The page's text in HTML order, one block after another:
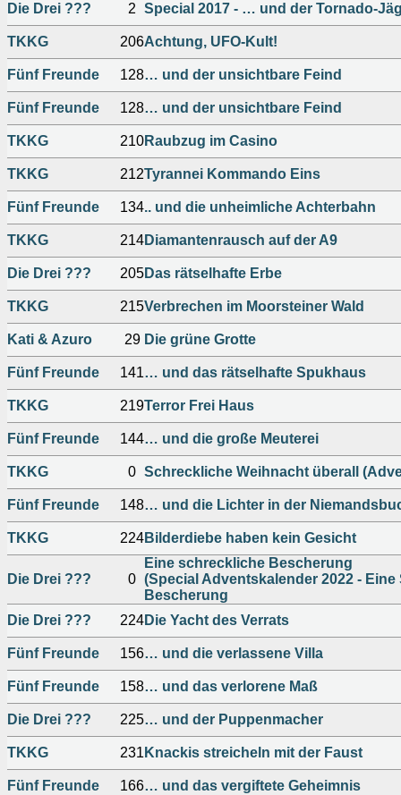
Die Drei ??? 2 Special 2017 - … und der Tornado-
TKKG 206Achtung, UFO-Kult!
Fünf Freunde 128… und der unsichtbare Feind
Fünf Freunde 128… und der unsichtbare Feind
TKKG 210Raubzug im Casino
TKKG 212Tyrannei Kommando Eins
Fünf Freunde 134.. und die unheimliche Achterbahn
TKKG 214Diamantenrausch auf der A9
Die Drei ??? 205Das rätselhafte Erbe
TKKG 215Verbrechen im Moorsteiner Wald
Kati & Azuro 29 Die grüne Grotte
Fünf Freunde 141… und das rätselhafte Spukhaus
TKKG 219Terror Frei Haus
Fünf Freunde 144… und die große Meuterei
TKKG 0 Schreckliche Weihnacht überall
Fünf Freunde 148… und die Lichter in der
TKKG 224Bilderdiebe haben kein Gesicht
Die Drei ??? 0
Eine schreckliche Bescherung
(Special Adventskalender 2022 -
Bescherung
Die Drei ???
224Die Yacht des Verrats
Fünf Freunde 156… und die verlassene Villa
Fünf Freunde 158… und das verlorene Maß
Die Drei ??? 225… und der Puppenmacher
TKKG 231 Knackis streicheln mit der Faust
Fünf Freunde 166… und das vergiftete Geheimnis